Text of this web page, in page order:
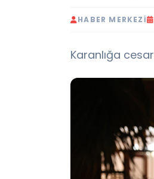
HABER MERKEZI
Karanlığa